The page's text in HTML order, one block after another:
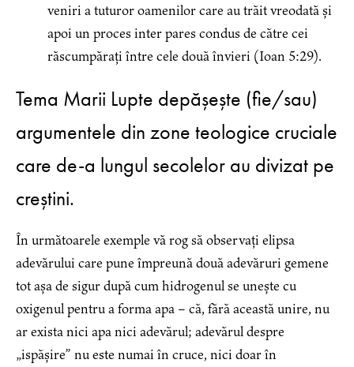
veniri a tuturor oamenilor care au trăit vreodată și
apoi un proces inter pares condus de către cei
răscumpărați între cele două învieri (Ioan 5:29).
Tema Marii Lupte depășește (fie/sau)
argumentele din zone teologice cruciale
care de-a lungul secolelor au divizat pe
creștini.
În următoarele exemple vă rog să observați elipsa
adevărului care pune împreună două adevăruri gemene
tot așa de sigur după cum hidrogenul se unește cu
oxigenul pentru a forma apa – că, fără această unire, nu
ar exista nici apa nici adevărul; adevărul despre
„ispășire” nu este numai în cruce, nici doar în